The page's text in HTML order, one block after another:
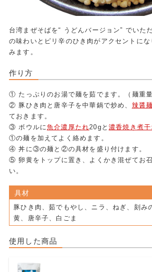
台湾まぜそばを“ うどんバージョン” でいた
の味わいとピリ辛のひき肉がアクセントに
みます。
作り方
① たっぷりのお湯で麺を茹でます。（麺重
② 豚ひき肉と唐辛子を中華鍋で炒め、 辣醤
ておきます。
③ ボウルに魚介濃厚たれ20gと濃香焼き煮
①の麺を加えてよく絡めます。
④ 丼に③の麺と②の具材を盛り付けます。
⑤ 卵黄をトップに置き、よくかき混ぜてお
い。
具材
豚ひき肉、茹でもやし、ニラ、ねぎ、刻み
黄、唐辛子、白ごま
使用した商品